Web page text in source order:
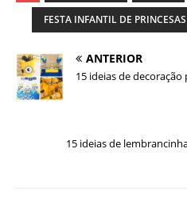
FESTA INFANTIL DE PRINCESAS
ANTERIOR
15 ideias de
15 ideias de